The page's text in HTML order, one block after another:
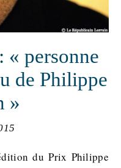
« personne
de Philippe
»